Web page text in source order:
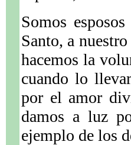
Somos
Santo, a
hacemos la
cuando lo
por el amor
damos a luz
ejemplo de los